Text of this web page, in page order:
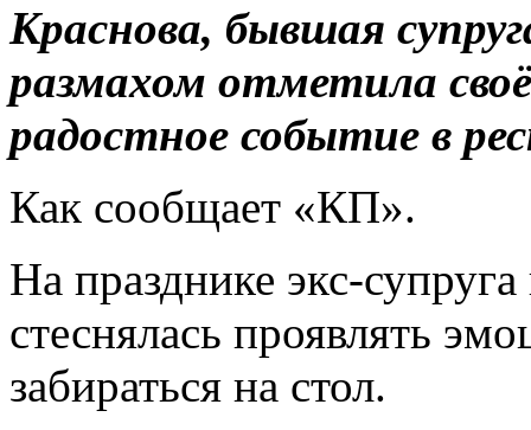
Краснова, бывшая
размахом отметила
радостное событие в
Как сообщает «КП».
На празднике экс-
стеснялась проявлять
забираться на стол.